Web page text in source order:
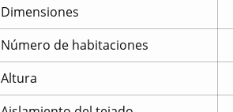
Dimensiones
Número de habitaciones
Altura